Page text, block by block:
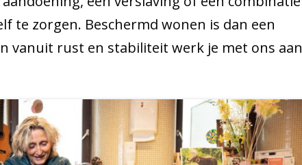
te zorgen. Beschermd wonen is dan een
vanuit rust en stabiliteit werk je met ons aan